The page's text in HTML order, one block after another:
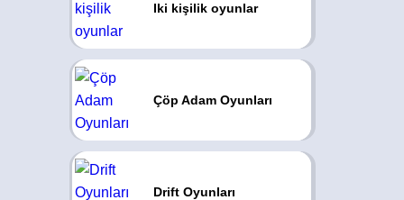
Iki kişilik oyunlar
Çöp Adam Oyunları
Drift Oyunları